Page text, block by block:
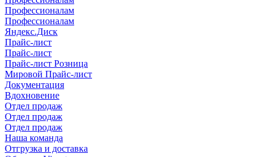
Профессионалам
Профессионалам
Яндекс.Диск
Прайс-лист
Прайс-лист
Прайс-лист Розница
Мировой Прайс-лист
Документация
Вдохновение
Отдел продаж
Отдел продаж
Отдел продаж
Наша команда
Отгрузка и доставка